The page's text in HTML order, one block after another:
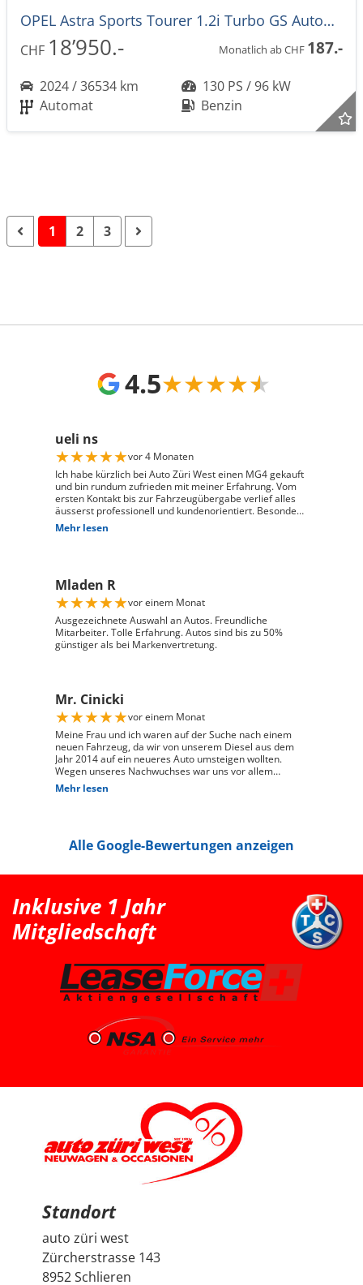
OPEL Astra Sports Tourer 1.2i Turbo GS Automat
CHF 18’950.- Monatlich ab CHF 187.-
2024 / 36534 km
130 PS / 96 kW
Automat
Benzin
1 2 3
4.5★★★★★
ueli ns
★★★★★vor 4 Monaten
Ich habe kürzlich bei Auto Züri West einen MG4 gekauft
und bin rundum zufrieden mit meiner Erfahrung. Vom
ersten Kontakt bis zur Fahrzeugübergabe verlief alles
äusserst professionell und kundenorientiert. Besonders
hervorheben möchte ich die hervorragende Beratung
durch Herrn David Panic. Er hat sich viel Zeit
und engagierte Art hat den gesamten Kaufprozess sehr
angenehm gemacht. Die Abwicklung verlief reibungslos
und zuverlässig, und ich habe mein Fahrzeug genau so
erhalten, wie ich es mir vorgestellt habe. Ich kann Auto
Züri West uneingeschränkt weiterempfehlen und
bedanke mich herzlich für den ausgezeichneten Service
Mehr lesen
Mladen R
★★★★★vor einem Monat
Ausgezeichnete Auswahl an Autos. Freundliche
Mitarbeiter. Tolle Erfahrung. Autos sind bis zu 50%
günstiger als bei Markenvertretung.
Mr. Cinicki
★★★★★vor einem Monat
Meine Frau und ich waren auf der Suche nach einem
neuen Fahrzeug, da wir von unserem Diesel aus dem
Jahr 2014 auf ein neueres Auto umsteigen wollten.
Wegen unseres Nachwuchses war uns vor allem
wichtig, dass genügend Platz für einen Kindersitz
vorhanden ist und das Fahrzeug gut zu unserem Alltag
Bedürfnisse mit Kindersitz hinter dem Fahrer leider
etwas zu klein. Nach der Probefahrt hat uns der Berater
her nicht überzeugt hat. Somit war für uns klar, dass
der Peugeot 2008 die bessere Wahl ist. Schlussendlich
sind wir wieder zu Auto Züri West zurückgekommen
und konnten dort einen super Deal für einen Peugeot
knapp 7’000 km, ist ein Voll-Benziner und passt für uns
vom Platz, Fahrgefühl und Gesamtpaket sehr gut. Die
Beratung durch Herrn Francesco Salerno war sehr
freundlich, ehrlich und unkompliziert. Auch wenn die
Auswahl für uns relativ klar und limitiert war, fühlten wir
uns gut aufgehoben. Besonders positiv fand ich den
spannenden Austausch mit dem Berater über
allgemeine Autothemen und Dinge, die Autoliebhaber
Thema Auto vorhanden ist. Sehr geschätzt haben wir
zudem, dass vor der Übergabe extra noch ein Service
durchgeführt wurde, damit wir mit dem Fahrzeug
länger Ruhe haben. Das ist nicht selbstverständlich und
hat den positiven Eindruck nochmals verstärkt. Wir
freuen uns sehr über unseren Peugeot 2008 und
bedanken uns herzlich bei Auto Züri West sowie bei
Herrn Francesco Salerno für die angenehme Beratung,
den guten Austausch und den super Deal.
Mehr lesen
Alle Google-Bewertungen anzeigen
Inklusive 1 Jahr
Mitgliedschaft
Standort
auto züri west
Zürcherstrasse 143
8952 Schlieren